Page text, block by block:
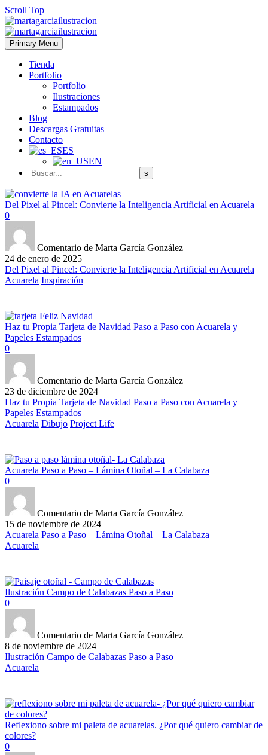
Scroll Top
Primary Menu
Tienda
Portfolio
Portfolio
Ilustraciones
Estampados
Blog
Descargas Gratuitas
Contacto
ES
EN
Del Pixel al Pincel: Convierte la Inteligencia Artificial en Acuarela
0
Comentario de Marta García González
24 de enero de 2025
Del Pixel al Pincel: Convierte la Inteligencia Artificial en Acuarela
Acuarela Inspiración
Haz tu Propia Tarjeta de Navidad Paso a Paso con Acuarela y
Papeles Estampados
0
Comentario de Marta García González
23 de diciembre de 2024
Haz tu Propia Tarjeta de Navidad Paso a Paso con Acuarela y
Papeles Estampados
Acuarela Dibujo Project Life
Acuarela Paso a Paso – Lámina Otoñal – La Calabaza
0
Comentario de Marta García González
15 de noviembre de 2024
Acuarela Paso a Paso – Lámina Otoñal – La Calabaza
Acuarela
Ilustración Campo de Calabazas Paso a Paso
0
Comentario de Marta García González
8 de noviembre de 2024
Ilustración Campo de Calabazas Paso a Paso
Acuarela
Reflexiono sobre mi paleta de acuarelas. ¿Por qué quiero cambiar de
colores?
0